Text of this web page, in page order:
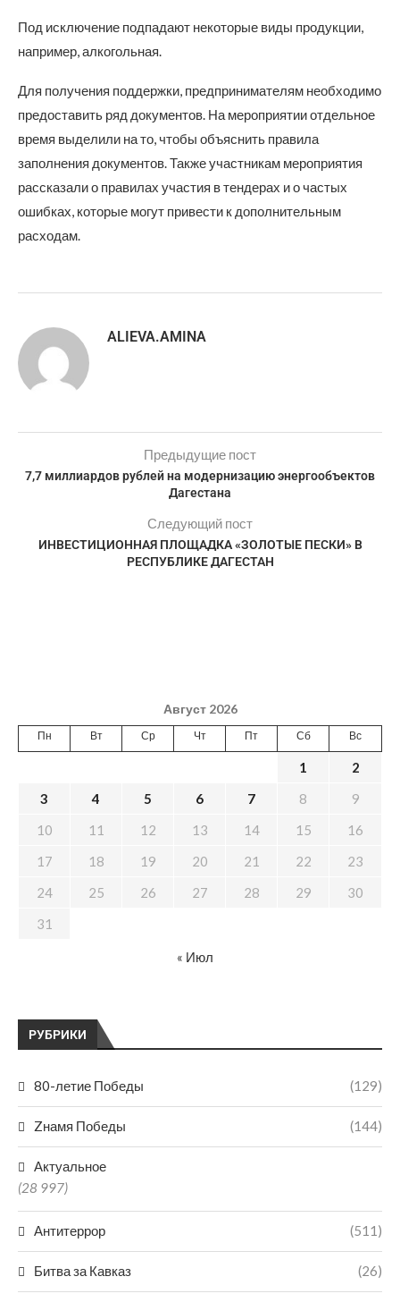
Под исключение подпадают некоторые виды продукции,
например, алкогольная.
Для получения поддержки, предпринимателям необходимо
предоставить ряд документов. На мероприятии отдельное
время выделили на то, чтобы объяснить правила
заполнения документов. Также участникам мероприятия
рассказали о правилах участия в тендерах и о частых
ошибках, которые могут привести к дополнительным
расходам.
ALIEVA.AMINA
Предыдущие пост
7,7 миллиардов рублей на модернизацию энергообъектов
Дагестана
Следующий пост
ИНВЕСТИЦИОННАЯ ПЛОЩАДКА «‎ЗОЛОТЫЕ ПЕСКИ» В
РЕСПУБЛИКЕ ДАГЕСТАН
РУБРИКИ
80-летие Победы (129)
Zнамя Победы (144)
Актуальное
(28 997)
Антитеррор (511)
Битва за Кавказ (26)
Август 2026
Пн Вт Ср Чт Пт Сб Вс
1
2
3
4 5 6 7 8
9
10
11 12 13 14 15
16
17
18 19 20 21 22
23
24
25 26 27 28 29
30
31
« Июл